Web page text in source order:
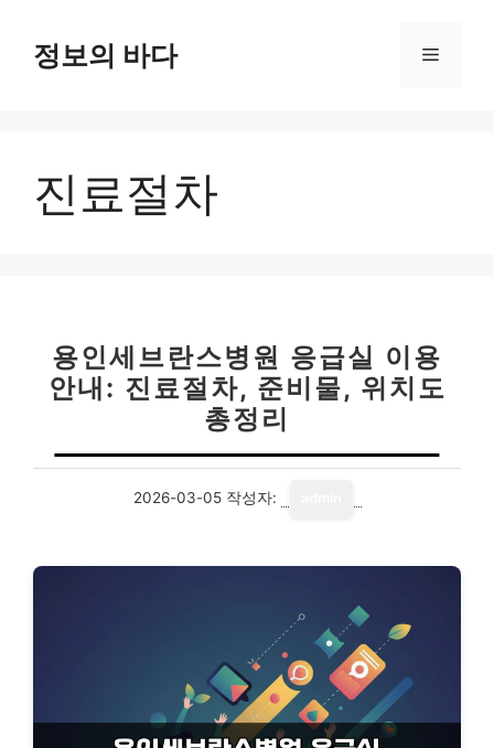
정보의 바다 메
진료절차
용인세브란스병원 응급실 이용
안내: 진료절차, 준비물, 위치도
총정리
2026-03-05 작성자: